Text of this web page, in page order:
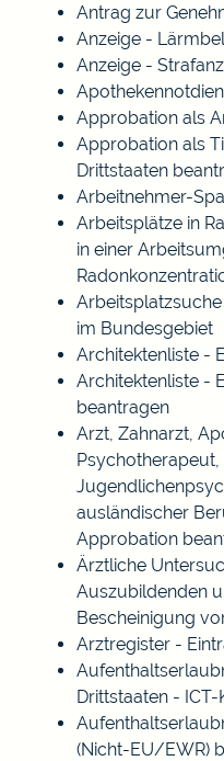
Antrag zur
Anzeige -
Anzeige -
Approbation als
Approbation als
Drittstaaten
Arbeitnehmer-
Arbeitsplätze in
in einer
im Bundesgebiet
Architektenliste -
Architektenliste -
beantragen
Arzt, Zahnarzt,
Psychotherapeut,
ausländischer
Approbation
Ärztliche
Auszubildenden
Bescheinigung
Arztregister -
Drittstaaten -
(Nicht-EU/EWR)